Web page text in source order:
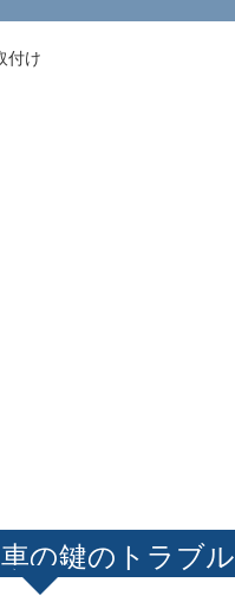
車の鍵のトラブル